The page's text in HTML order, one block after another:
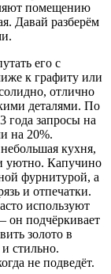
помещению
Давай разберём
его с
к графиту или
отлично
деталями. По
года запросы на
на 20%.
кухня,
и уютно. Капучино
фурнитурой, а
и отпечатки.
используют
он подчёркивает
золото в
стильно.
не подведёт.